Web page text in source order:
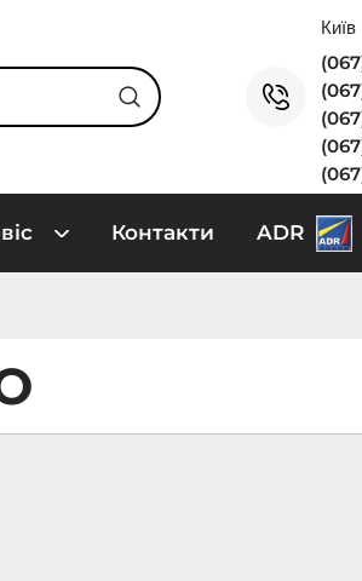
Контакти ADR